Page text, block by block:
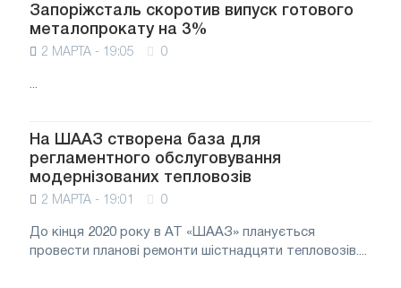
Запоріжсталь скоротив випуск готового
металопрокату на 3%
2 МАРТА - 19:05 0
...
На ШААЗ створена база для
регламентного обслуговування
модернізованих тепловозів
2 МАРТА - 19:01 0
До кінця 2020 року в АТ «ШААЗ» планується
провести планові ремонти шістнадцяти тепловозів....